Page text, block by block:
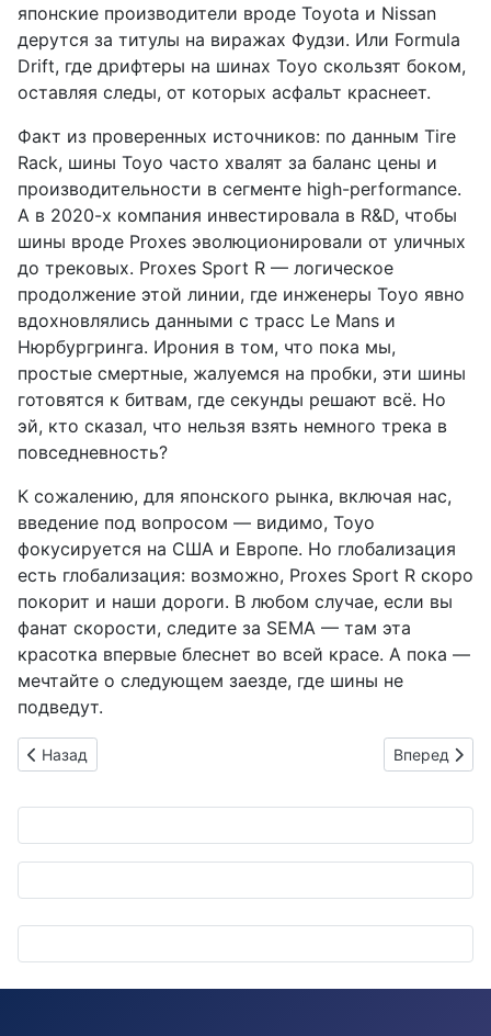
японские производители вроде Toyota и Nissan
дерутся за титулы на виражах Фудзи. Или Formula
Drift, где дрифтеры на шинах Toyo скользят боком,
оставляя следы, от которых асфальт краснеет.
Факт из проверенных источников: по данным Tire
Rack, шины Toyo часто хвалят за баланс цены и
производительности в сегменте high-performance.
А в 2020-х компания инвестировала в R&D, чтобы
шины вроде Proxes эволюционировали от уличных
до трековых. Proxes Sport R — логическое
продолжение этой линии, где инженеры Toyo явно
вдохновлялись данными с трасс Le Mans и
Нюрбургринга. Ирония в том, что пока мы,
простые смертные, жалуемся на пробки, эти шины
готовятся к битвам, где секунды решают всё. Но
эй, кто сказал, что нельзя взять немного трека в
повседневность?
К сожалению, для японского рынка, включая нас,
введение под вопросом — видимо, Toyo
фокусируется на США и Европе. Но глобализация
есть глобализация: возможно, Proxes Sport R скоро
покорит и наши дороги. В любом случае, если вы
фанат скорости, следите за SEMA — там эта
красотка впервые блеснет во всей красе. А пока —
мечтайте о следующем заезде, где шины не
подведут.
Предыдущий: Тест-драйв для мозга: Что скрывают новинки
Назад Следующий:
Вперед